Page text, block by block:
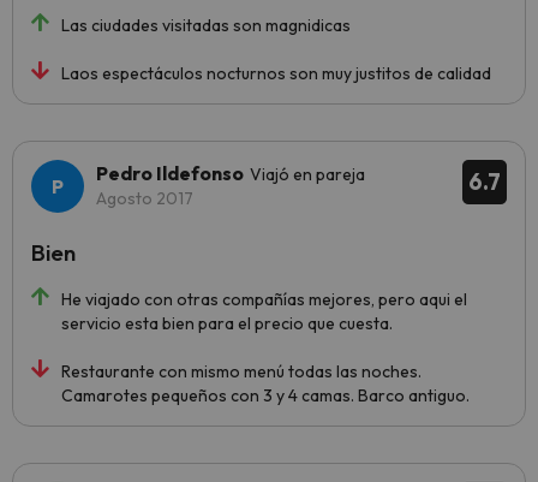
Las ciudades visitadas son magnidicas
Laos espectáculos nocturnos son muy justitos de calidad
6.7
Pedro Ildefonso Viajó en pareja
Agosto 2017
He viajado con otras compañías mejores, pero aqui el
servicio esta bien para el precio que cuesta.
Restaurante con mismo menú todas las noches.
Camarotes pequeños con 3 y 4 camas. Barco antiguo.
Bien